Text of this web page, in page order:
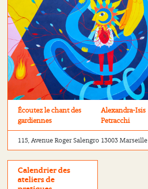
Écoutez le chant des
gardiennes
Alexandra-Isis
Petracchi
115, Avenue Roger Salengro 13003 Marseille
Calendrier des
ateliers de